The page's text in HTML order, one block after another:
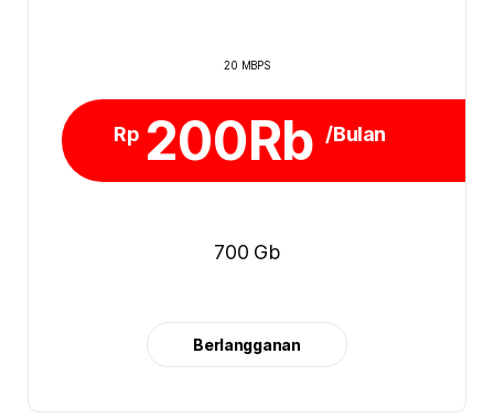
20 MBPS
Rp 200Rb /Bulan
700 Gb
Berlangganan